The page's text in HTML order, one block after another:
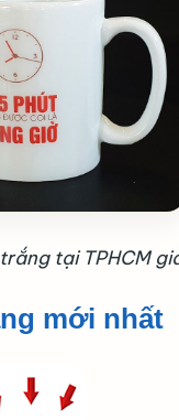
tại TPHCM
mới nhất